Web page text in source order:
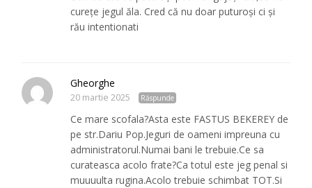
curețe jegul ăla. Cred că nu doar puturoși ci și
rău intentionati
Gheorghe
20 martie 2025 Răspunde
Ce mare scofala?Asta este FASTUS BEKEREY de
pe str.Dariu Pop.Jeguri de oameni impreuna cu
administratorul.Numai bani le trebuie.Ce sa
curateasca acolo frate?Ca totul este jeg penal si
muuuulta rugina.Acolo trebuie schimbat TOT.Si